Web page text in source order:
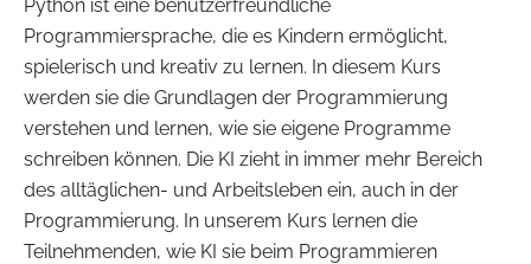
Python ist eine benutzerfreundliche
Programmiersprache, die es Kindern ermöglicht,
spielerisch und kreativ zu lernen. In diesem Kurs
werden sie die Grundlagen der Programmierung
verstehen und lernen, wie sie eigene Programme
schreiben können. Die KI zieht in immer mehr Bereich
des alltäglichen- und Arbeitsleben ein, auch in der
Programmierung. In unserem Kurs lernen die
Teilnehmenden, wie KI sie beim Programmieren